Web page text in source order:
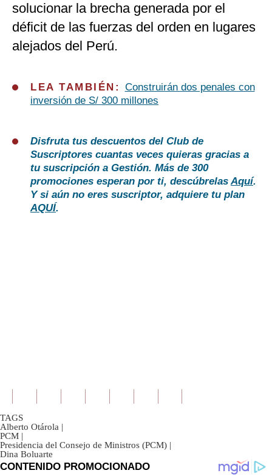
solucionar la brecha generada por el
déficit de las fuerzas del orden en lugares
alejados del Perú.
LEA TAMBIÉN: Construirán dos penales con
inversión de S/ 300 millones
Disfruta tus descuentos del Club de
Suscriptores cuantas veces quieras gracias a
tu suscripción a Gestión. Más de 300
promociones esperan por ti, descúbrelasAquí.
Y si aún no eres suscriptor, adquiere tu plan
AQUÍ.
TAGS
Alberto Otárola |
PCM |
Presidencia del Consejo de Ministros (PCM) |
Dina Boluarte